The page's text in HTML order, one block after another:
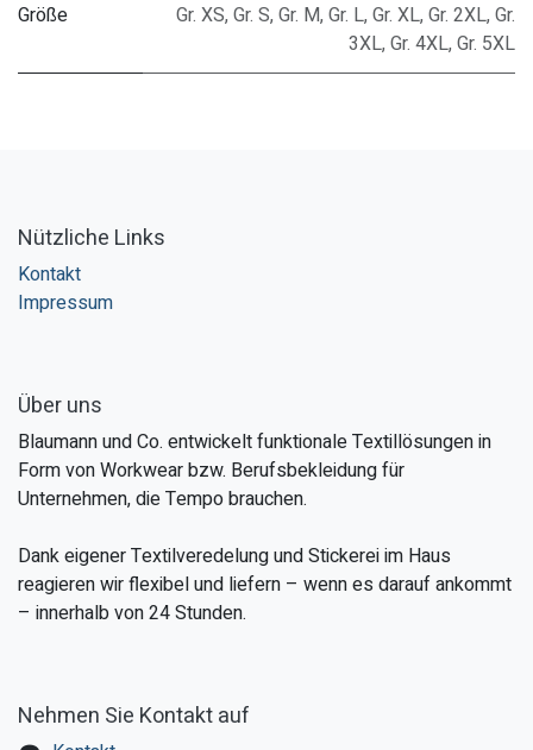
Größe Gr. XS,Gr. S,Gr. M,Gr. L,Gr. XL,Gr. 2XL,Gr.
3XL,Gr. 4XL,Gr. 5XL
Nützliche Links
Kontakt
Impressum
Über uns
Blaumann und Co. entwickelt funktionale Textillösungen in
Form von Workwear bzw. Berufsbekleidung für
Unternehmen, die Tempo brauchen.
Dank eigener Textilveredelung und Stickerei im Haus
reagieren wir flexibel und liefern – wenn es darauf ankommt
– innerhalb von 24 Stunden.
Nehmen Sie Kontakt auf